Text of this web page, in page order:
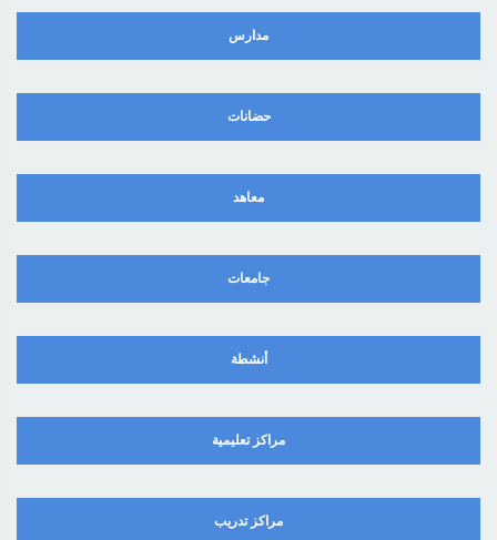
مدارس
حضانات
معاهد
جامعات
أنشطة
مراكز تعليمية
مراكز تدريب